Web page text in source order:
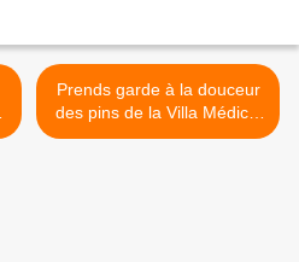
Prends garde à la douceur
des pins de la Villa Médicis
- Astrid de La Forest >